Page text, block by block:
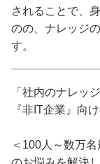
されることで、
のの、ナレッジ
す。
「社内のナレッ
『非IT企業』向
＜100人～数万